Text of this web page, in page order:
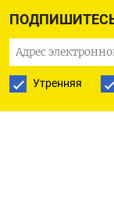
Утренняя
сентября на
тот день
на 490